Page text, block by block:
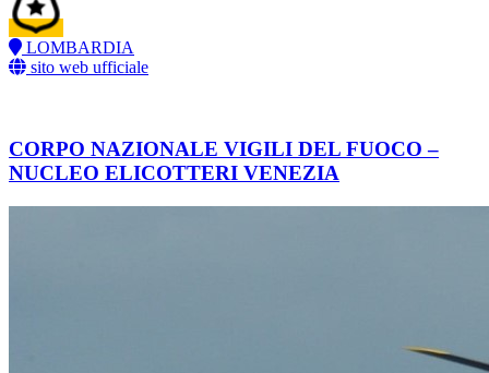
LOMBARDIA
sito web ufficiale
CORPO NAZIONALE VIGILI DEL FUOCO –
NUCLEO ELICOTTERI VENEZIA